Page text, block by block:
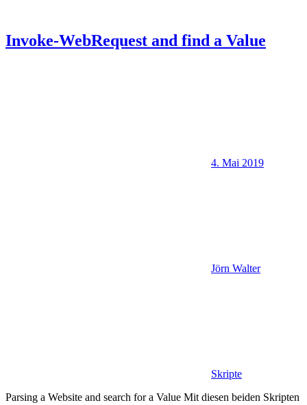
Invoke-WebRequest and find a Value
4. Mai 2019
Jörn Walter
Skripte
Parsing a Website and search for a Value Mit diesen beiden Skripten